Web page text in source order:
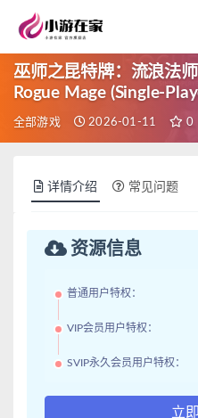
巫师之昆特牌：流浪法
Rogue Mage (Single-
全部游戏 2026-01-11 0
详情介绍 常见问题
资源信息
普通用户特权：
VIP会员用户特权：
SVIP永久会员用户特权：
立